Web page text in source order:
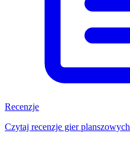
Recenzje
Czytaj recenzje gier planszowych